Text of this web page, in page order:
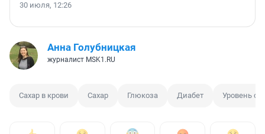
30 июля, 12:26
Анна Голубницкая
журналист MSK1.RU
Сахар в крови Сахар Глюкоза Диабет Уровень